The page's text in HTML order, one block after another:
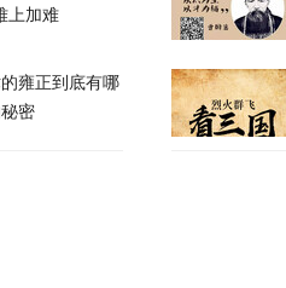
会议长喊话：别再作秀了！
上加难
雍正到底有哪
密